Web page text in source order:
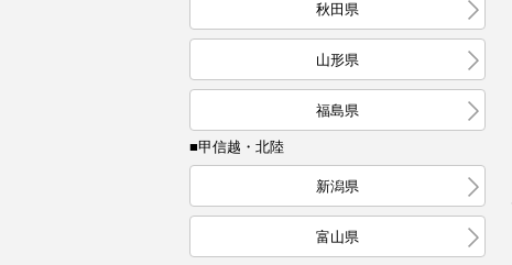
秋田県
山形県
福島県
■甲信越・北陸
新潟県
富山県